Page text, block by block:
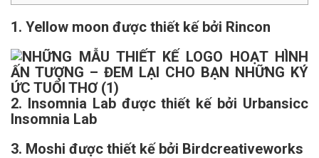
1. Yellow moon được thiết kế bởi Rincon
2. Insomnia Lab được thiết kế bởi Urbansicc
Insomnia Lab
3. Moshi được thiết kế bởi Birdcreativeworks